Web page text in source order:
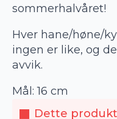
sommerhalvåret!
Hver hane/høne/
ingen er like, og
avvik.
Mål: 16 cm
Dette